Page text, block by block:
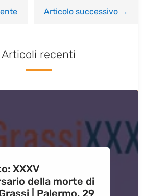
Articolo successivo→
Articoli recenti
XXXV
della morte di
| Palermo, 29